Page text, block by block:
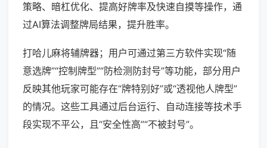
策略、暗杠优化、提高好牌率及快速自摸等操作，通
过AI算法调整牌局结果，提升胜率。
打哈儿麻将辅牌器；用户可通过第三方软件实现“随
意选牌”“控制牌型”“防检测防封号”等功能，部分用户
反映其他玩家可能存在“牌特别好”或“透视他人牌型”
的情况。这些工具通过后台运行、自动连接等技术手
段实现不平公，且“安全性高”“不被封号”。